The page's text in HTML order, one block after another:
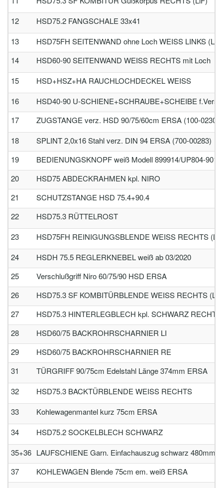
12
HSD75.2 FANGSCHALE 33x41
13
HSD75FH SEITENWAND ohne Loch WEISS LINKS (LiF)
14
HSD60-90 SEITENWAND WEISS RECHTS mit Loch
15
HSD+HSZ+HA RAUCHLOCHDECKEL WEISS
16
HSD40-90 U-SCHIENE+SCHRAUBE+SCHEIBE
17
ZUGSTANGE verz. HSD 90/75/60cm ERSA (100-02306)
18
SPLINT 2,0x16 Stahl verz. DIN 94 ERSA (700-00283)
19
BEDIENUNGSKNOPF weiß Modell 899914/UP804-
20
HSD75 ABDECKRAHMEN kpl. NIRO
21
SCHUTZSTANGE HSD 75.4+90.4
22
HSD75.3 RÜTTELROST
23
HSD75FH REINIGUNGSBLENDE WEISS RECHTS
24
HSDH 75.5 REGLERKNEBEL weiß ab 03/2020
25
Verschlußgriff Niro 60/75/90 HSD ERSA
26
HSD75.3 SF KOMBITÜRBLENDE WEISS RECHTS
27
HSD75.3 HINTERLEGBLECH kpl. SCHWARZ
28
HSD60/75 BACKROHRSCHARNIER LI
29
HSD60/75 BACKROHRSCHARNIER RE
31
TÜRGRIFF 90/75cm Edelstahl Länge 374mm ERSA
32
HSD75.3 BACKTÜRBLENDE WEISS RECHTS
33
Kohlewagenmantel kurz 75cm ERSA
34
HSD75.2 SOCKELBLECH SCHWARZ
35+36 LAUFSCHIENE Garn. Einfachauszug schwarz 480mm
37
KOHLEWAGEN Blende 75cm em. weiß ERSA